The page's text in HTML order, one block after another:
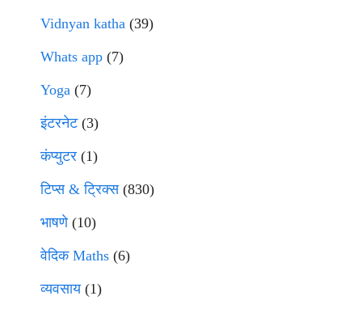
Vidnyan katha (39)
Whats app (7)
Yoga (7)
इंटरनेट(3)
कंप्युटर (1)
टिप्स & ट्रिक्स(830)
भाषणे(10)
वेदिक Maths (6)
व्यवसाय(1)